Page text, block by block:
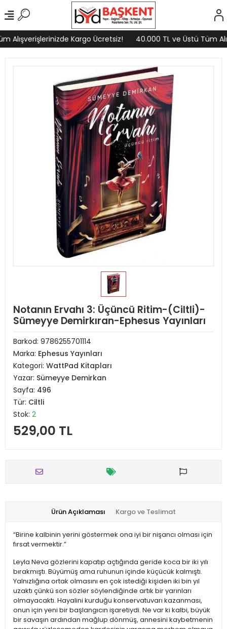
Alışverişlerinizde Kargo Ücretsiz! 40.000 TL ve Üstü Tüm
Notanın Ervahı 3: Üçüncü Ritim-(Ciltli)-
Sümeyye Demirkıran-Ephesus Yayınları
Barkod: 9786255701114
Marka: Ephesus Yayınları
Kategori: WattPad Kitapları
Yazar: Sümeyye Demirkan
Sayfa: 496
Tür: Ciltli
Stok: 2
529,00 TL
Ürün Açıklaması Kargo ve Teslimat
“Birine kalbinin yerini göstermek ona iyi bir nişancı olması için
fırsat vermektir.”
Leyla Neva gözlerini kapatıp açtığında geride koca bir iki yılı
bırakmıştı. Büyümüş ama ruhunun içinde küçücük kalmıştı.
Yalnızlığına ortak olmasını en çok istediği kişiden iki bin yıl
uzaktı çünkü son sözler söylendiğinde artık bir yarınları
olmayacaktı. Hayalini kurduğu konservatuvarı kazanması,
onun için yeni bir başlangıcın işaretiydi. Ne var ki kalbi, büyük
bir savaşın ardından mağlup dönmüş, annesini kaybetmenin